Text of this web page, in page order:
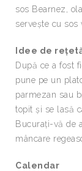
sos Bearnez,
serveşte cu sos
Idee de
După ce a fost
pune pe un
parmezan sau
topit şi se lasă
Bucuraţi-vă de
mâncare
Calendar